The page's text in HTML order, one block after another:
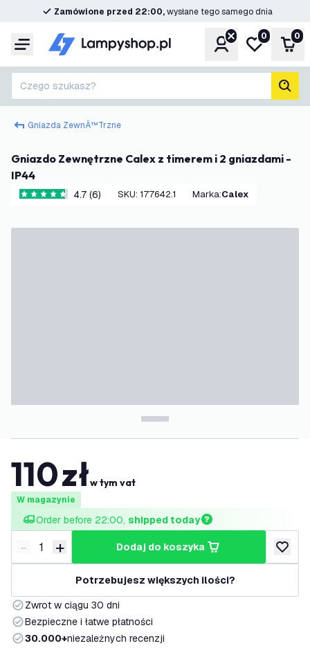
Zamówione przed 22:00,wysłane tego samego dnia
Menu KontoMoja lista
0 0
Czego szukasz?
Gniazda ZewnÄ™trzne
Gniazdo Zewnętrzne Calex z timerem i 2 gniazdami -
IP44
4.7 Gwiazdki oceny
4.7 (6) SKU: 177642.1 Marka: Calex
110złw tym vat
W magazynie
Order before 22:00, shipped today
Zmniejsz ilość
- Zwiększ ilość
+ dodaj do koszyka
dodaj
Potrzebujesz większych ilości?
Zwrot w ciągu 30 dni
Bezpieczne i łatwe płatności
30.000+niezależnych recenzji